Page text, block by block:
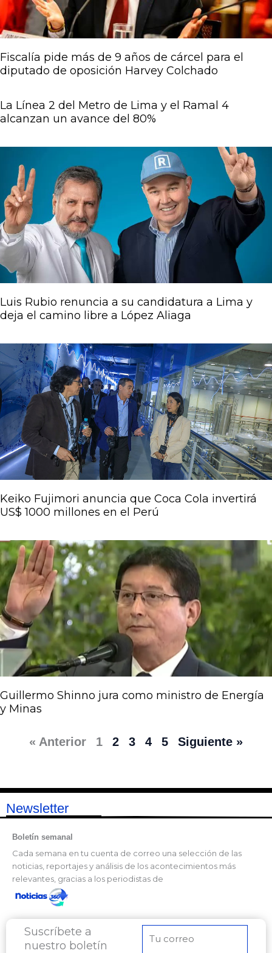
Fiscalía pide más de 9 años de cárcel para el
diputado de oposición Harvey Colchado
La Línea 2 del Metro de Lima y el Ramal 4
alcanzan un avance del 80%
Luis Rubio renuncia a su candidatura a Lima y
deja el camino libre a López Aliaga
Keiko Fujimori anuncia que Coca Cola invertirá
US$ 1000 millones en el Perú
Guillermo Shinno jura como ministro de Energía
y Minas
« Anterior 1 2 3 4 5 Siguiente »
Newsletter
Boletín semanal
Cada semana en tu cuenta de correo una selección de las
noticias, reportajes y análisis de los acontecimientos más
relevantes, gracias a los periodistas de
Suscríbete a
nuestro boletín
electrónico